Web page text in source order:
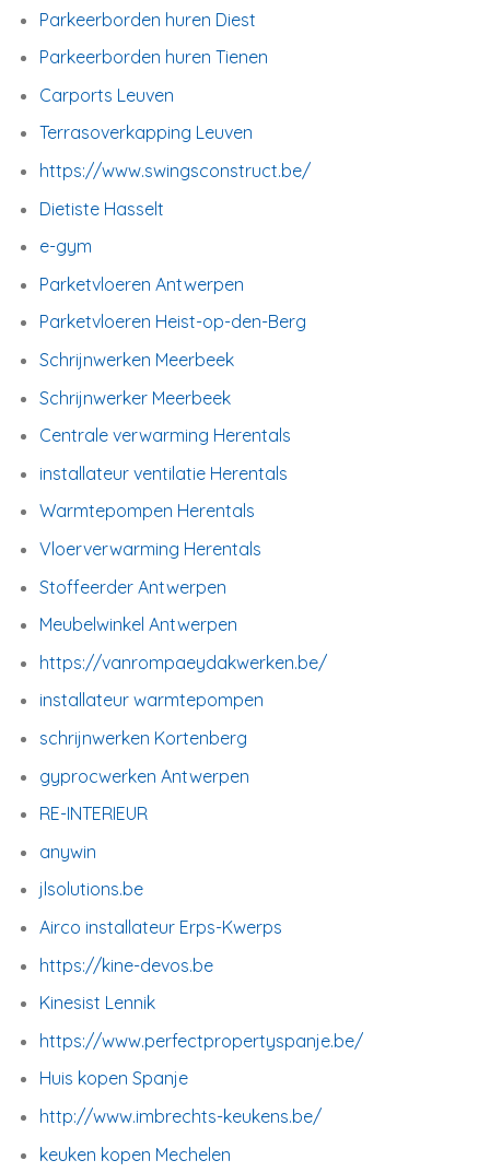
Parkeerborden huren Diest
Parkeerborden huren Tienen
Carports Leuven
Terrasoverkapping Leuven
https://www.swingsconstruct.be/
Dietiste Hasselt
e-gym
Parketvloeren Antwerpen
Parketvloeren Heist-op-den-Berg
Schrijnwerken Meerbeek
Schrijnwerker Meerbeek
Centrale verwarming Herentals
installateur ventilatie Herentals
Warmtepompen Herentals
Vloerverwarming Herentals
Stoffeerder Antwerpen
Meubelwinkel Antwerpen
https://vanrompaeydakwerken.be/
installateur warmtepompen
schrijnwerken Kortenberg
gyprocwerken Antwerpen
RE-INTERIEUR
anywin
jlsolutions.be
Airco installateur Erps-Kwerps
https://kine-devos.be
Kinesist Lennik
https://www.perfectpropertyspanje.be/
Huis kopen Spanje
http://www.imbrechts-keukens.be/
keuken kopen Mechelen